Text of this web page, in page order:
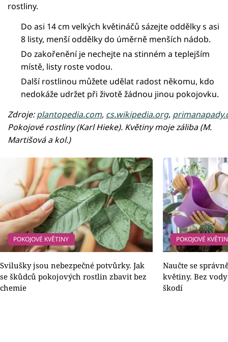
rostliny.
Do asi 14 cm velkých květináčů sázejte oddělky s asi
8 listy, menší oddělky do úměrně menších nádob.
Do zakořenění je nechejte na stinném a teplejším
místě, listy roste vodou.
Další rostlinou můžete udělat radost někomu, kdo
nedokáže udržet při životě žádnou jinou pokojovku.
Zdroje:plantopedia.com, cs.wikipedia.org,
Pokojové rostliny (Karl Hieke). Květiny moje záliba (M.
Martišová a kol.)
POKOJOVÉ KVĚTINY
Svilušky jsou nebezpečné potvůrky. Jak
se škůdců pokojových rostlin zbavit bez
chemie
POKOJOVÉ
Naučte se
květiny. Bez
škodí